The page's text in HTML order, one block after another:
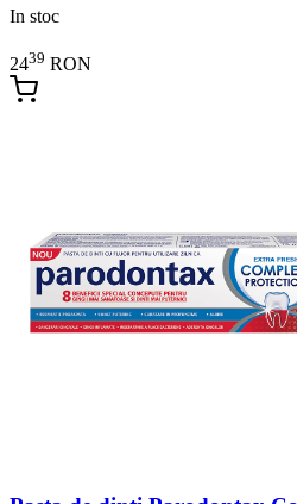
In stoc
2439 RON